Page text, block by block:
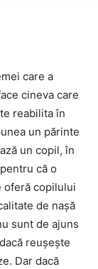
care a
cineva care
reabilita în
un părinte
un copil, în
că o
oferă copilului
de naşă
sunt de ajuns
reuşeşte
Dar dacă